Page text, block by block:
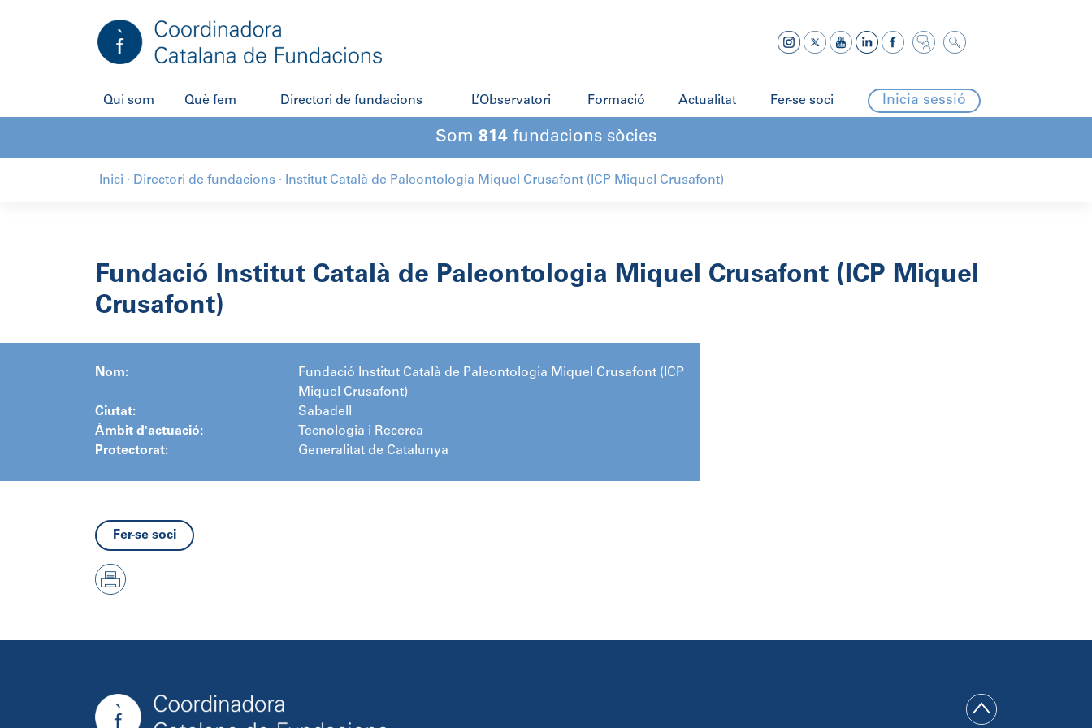
Qui som Què fem Directori de fundacions L’Observatori Formació Actualitat Fer-se soci Inicia sessió
Som 814 fundacions sòcies
Inici · Directori de fundacions · Institut Català de Paleontologia Miquel Crusafont (ICP Miquel Crusafont)
Fundació Institut Català de Paleontologia Miquel Crusafont (ICP Miquel
Crusafont)
Nom:
Fundació Institut Català de Paleontologia Miquel Crusafont (ICP
Miquel Crusafont)
Ciutat:
Sabadell
Àmbit d'actuació:
Tecnologia i Recerca
Protectorat:
Generalitat de Catalunya
Fer-se soci